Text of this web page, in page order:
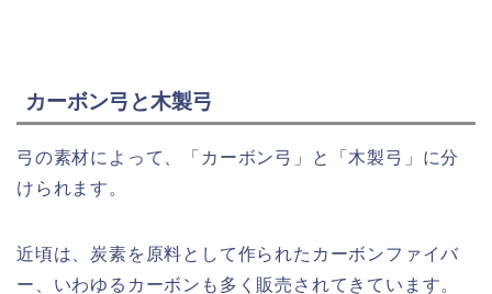
カーボン弓と木製弓
弓の素材によって、「カーボン弓」と「木製弓」に分
けられます。
近頃は、炭素を原料として作られたカーボンファイバ
ー、いわゆるカーボンも多く販売されてきています。